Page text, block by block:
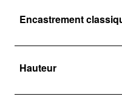
Encastrement
Hauteur